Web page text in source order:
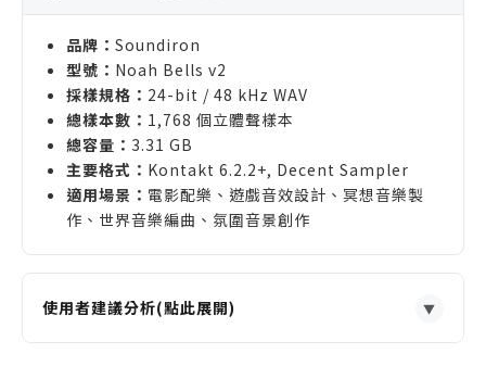
品牌： Soundiron
型號： Noah Bells v2
採樣規格： 24-bit / 48 kHz WAV
總樣本數： 1,768 個立體聲樣本
總容量： 3.31 GB
主要格式： Kontakt 6.2.2+, Decent Sampler
適用場景： 電影配樂、遊戲音效設計、冥想音樂製
作、世界音樂編曲、氛圍音景創作
使用者建議分析(點此展開) ▼